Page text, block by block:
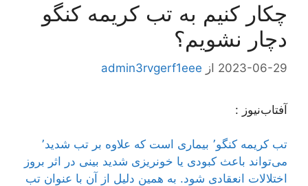
چکار کنیم به تب کریمه کنگو
دچار نشویم؟
2023-06-29 از admin3rvgerf1eee
آفتاب‌‌نیوز :
تب کریمه کنگو٬ بیماری است که علاوه بر تب شدید٬
می‌تواند باعث کبودی یا خونریزی شدید بینی در اثر بروز
اختلالات انعقادی شود. به همین دلیل از آن با عنوان تب